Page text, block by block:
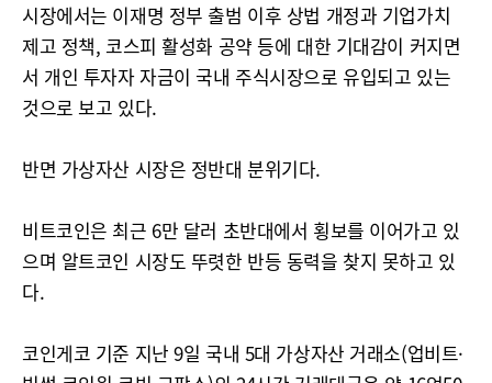
시장에서는 이재명 정부 출범 이후 상법 개정과 기업가치
제고 정책, 코스피 활성화 공약 등에 대한 기대감이 커지면
서 개인 투자자 자금이 국내 주식시장으로 유입되고 있는
것으로 보고 있다.
반면 가상자산 시장은 정반대 분위기다.
비트코인은 최근 6만 달러 초반대에서 횡보를 이어가고 있
으며 알트코인 시장도 뚜렷한 반등 동력을 찾지 못하고 있
다.
코인게코 기준 지난 9일 국내 5대 가상자산 거래소(업비트·